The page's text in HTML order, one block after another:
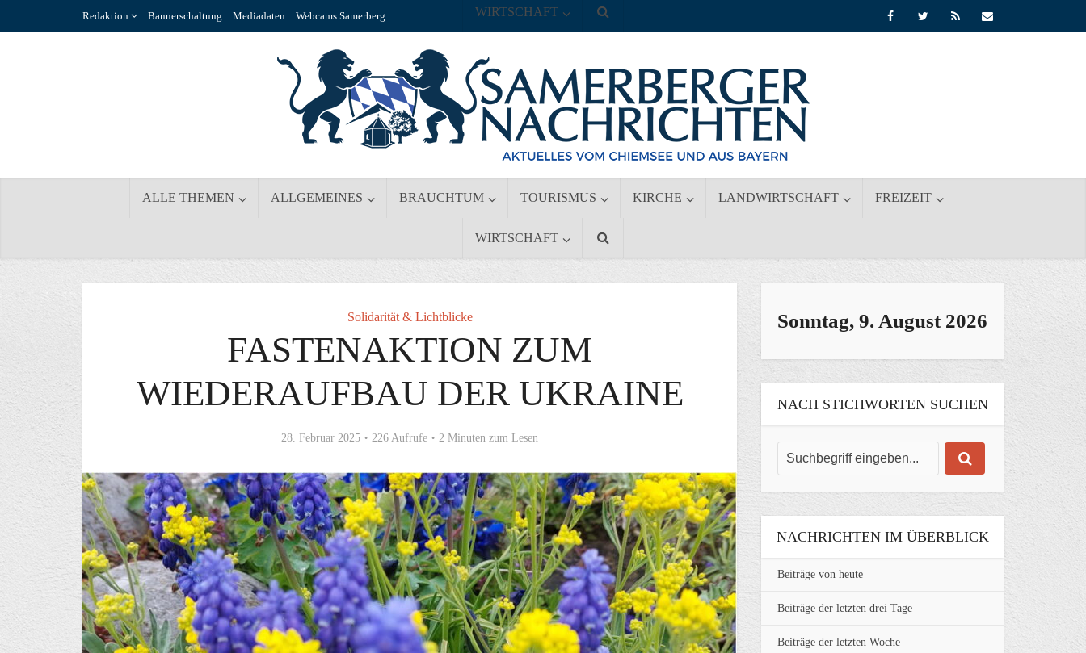
Redaktion Bannerschaltung Mediadaten Webcams Samerberg
ALLE THEMEN ALLGEMEINES BRAUCHTUM TOURISMUS KIRCHE LANDWIRTSCHAFT FREIZEIT
WIRTSCHAFT
WIRTSCHAFT
Solidarität & Lichtblicke
FASTENAKTION ZUM
WIEDERAUFBAU DER UKRAINE
28. Februar 2025 226 Aufrufe 2 Minuten zum Lesen
Sonntag, 9. August 2026
NACH STICHWORTEN SUCHEN
NACHRICHTEN IM ÜBERBLICK
Beiträge von heute
Beiträge der letzten drei Tage
Beiträge der letzten Woche